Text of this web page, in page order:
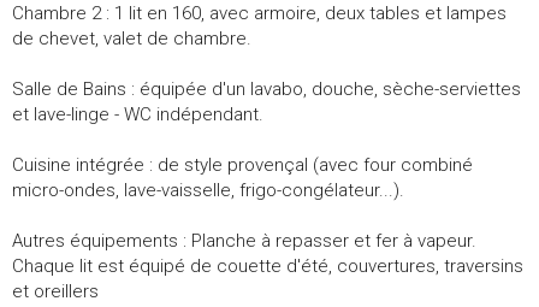
Chambre 2 : 1 lit en 160, avec armoire, deux tables et lampes
de chevet, valet de chambre.
Salle de Bains : équipée d'un lavabo, douche, sèche-serviettes
et lave-linge - WC indépendant.
Cuisine intégrée : de style provençal (avec four combiné
micro-ondes, lave-vaisselle, frigo-congélateur...).
Autres équipements : Planche à repasser et fer à vapeur.
Chaque lit est équipé de couette d'été, couvertures, traversins
et oreillers